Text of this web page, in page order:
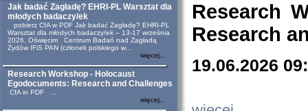
Jak badać Zagładę? EHRI-PL Warsztat dla
młodych badaczy/ek
pobierz CfA w PDF Jak badać Zagładę? EHRI-PL
Warsztat dla młodych badaczy/ek – 13-17 września
2026, Oświęcim Centrum Badań nad Zagładą
Żydów IFiS PAN (członek polskiego w...
więcej...
Research Workshop - Holocaust
Egodocuments: Research and Challenges
CfA in PDF ...
więcej...
Research
Research
19.06.2026